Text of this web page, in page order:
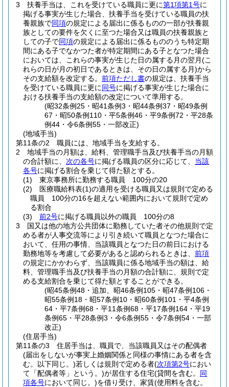
3
扶養手当は、これを受けている職員に更に第1項第1号に
掲げる事実が生じた場合、扶養手当を受けている職員の扶
養親族で同項の規定による届出に係るものの一部が扶養親
族としての要件を欠くに至つた場合又は職員の扶養親族と
しての子で同項の規定による届出に係るもののうち特定期
間にある子でなかつた者が特定期間にある子となつた場合
においては、これらの事実が生じた日の属する月の翌月(こ
れらの日が月の初日であるときは、その日の属する月)から
その支給額を改定する。 前項ただし書の規定は、扶養手当
を受けている職員に更に同号に掲げる事実が生じた場合に
おける扶養手当の支給額の改定について準用する。
(昭32条例25・昭41条例3・昭44条例37・昭49条例
67・昭50条例110・平5条例46・平9条例72・平28条
例44・令6条例55・一部改正)
(地域手当)
第11条の2
職員には、地域手当を支給する。
2
地域手当の月額は、給料、管理職手当及び扶養手当の月額
の合計額に、 次の各号に掲げる職員の区分に応じて、 当該
各号に掲げる割合を乗じて得た額とする。
(1)
東京事務所に勤務する職員 100分の20
(2)
医療職給料表(1)の適用を受ける職員又は規則で定める
職員 100分の16を超えない範囲内において規則で定め
る割合
(3)
前2号に掲げる職員以外の職員 100分の8
3
国又は他の地方公共団体に勤務していた者その他規則で定
める者が人事交流等により引き続いて職員となつた場合に
おいて、任用の事情、当該職員となつた日の前日における
勤務地等を考慮して必要があると認められるときは、 前項
の規定にかかわらず、当該職員に係る地域手当の額は、給
料、管理職手当及び扶養手当の月額の合計額に、規則で定
める支給割合を乗じて得た額とすることができる。
(昭45条例48・追加、昭46条例105・昭47条例106・
昭55条例18・昭57条例10・昭60条例101・平4条例
64・平7条例68・平11条例68・平17条例164・平19
条例65・平28条例3・令6条例55・令7条例54・一部
改正)
(住居手当)
第11条の3
住居手当は、職員で、当該職員又はその配偶者
(届出をしないが事実上婚姻関係と同様の事情にある者を含
む。以下同じ。)若しくは規則で定める者(次項第2号におい
て「配偶者等」という。)が居住する住宅(貸間を含む。 同
項各号において同じ。)を借り受け、家賃(使用料を含む。